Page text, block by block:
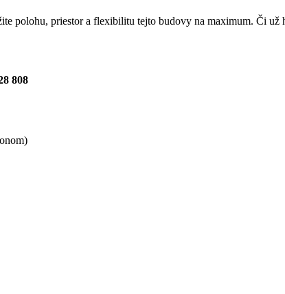
polohu, priestor a flexibilitu tejto budovy na maximum. Či
808